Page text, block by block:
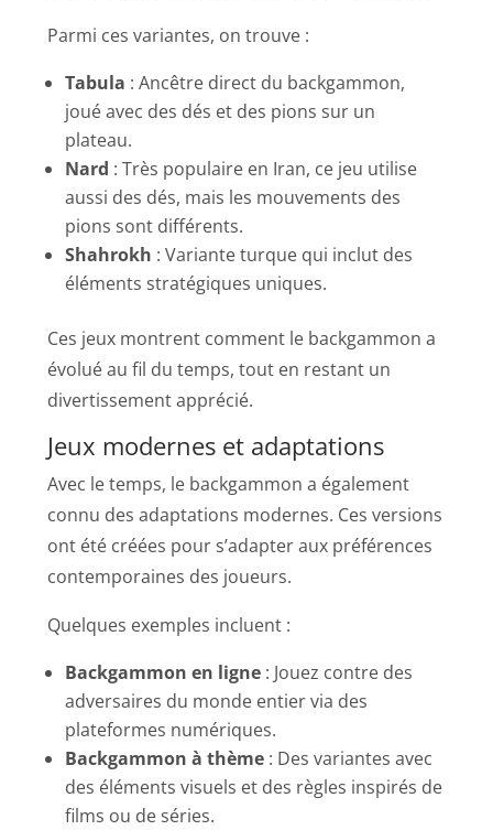
Parmi ces variantes, on trouve :
Tabula : Ancêtre direct du backgammon,
joué avec des dés et des pions sur un
plateau.
Nard : Très populaire en Iran, ce jeu utilise
aussi des dés, mais les mouvements des
pions sont différents.
Shahrokh : Variante turque qui inclut des
éléments stratégiques uniques.
Ces jeux montrent comment le backgammon a
évolué au fil du temps, tout en restant un
divertissement apprécié.
Jeux modernes et adaptations
Avec le temps, le backgammon a également
connu des adaptations modernes. Ces versions
ont été créées pour s’adapter aux préférences
contemporaines des joueurs.
Quelques exemples incluent :
Backgammon en ligne : Jouez contre des
adversaires du monde entier via des
plateformes numériques.
Backgammon à thème : Des variantes avec
des éléments visuels et des règles inspirés de
films ou de séries.